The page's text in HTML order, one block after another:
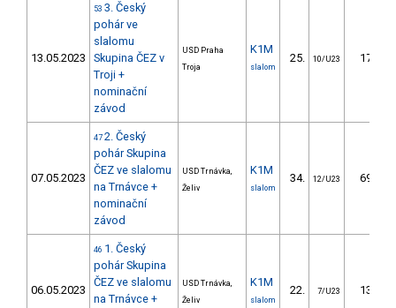
13.05.2023
53 3. Český
pohár ve
slalomu
Skupina ČEZ v
Troji +
nominační
závod
USD Praha
Troja
K1M
slalom
25. 10/U23 17.65
07.05.2023
47 2. Český
pohár Skupina
ČEZ ve slalomu
na Trnávce +
nominační
závod
USD Trnávka,
Želiv
K1M
slalom
34. 12/U23 69.76
06.05.2023
46 1. Český
pohár Skupina
ČEZ ve slalomu
na Trnávce +
USD Trnávka,
Želiv
K1M
slalom
22. 7/U23 13.65